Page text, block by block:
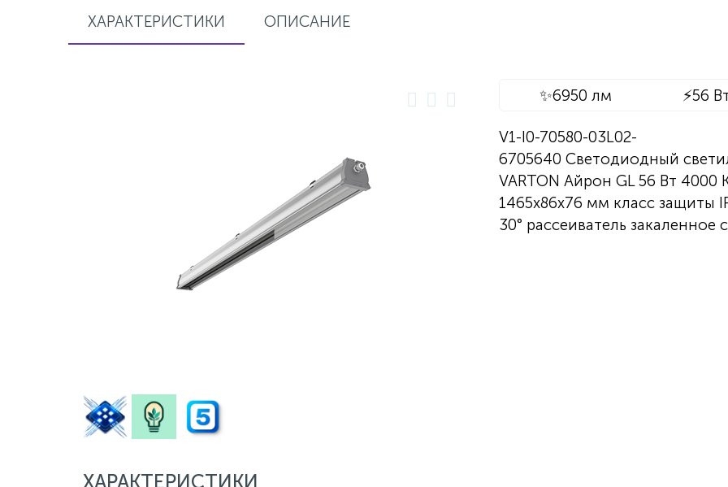
ХАРАКТЕРИСТИКИ ОПИСАНИЕ
✨6950 лм ⚡56
V1-I0-70580-03L02-
6705640 Светодиодный
VARTON Айрон GL 56 Вт 4000
1465х86х76 мм класс защиты
30° рассеиватель закаленное
ХАРАКТЕРИСТИКИ